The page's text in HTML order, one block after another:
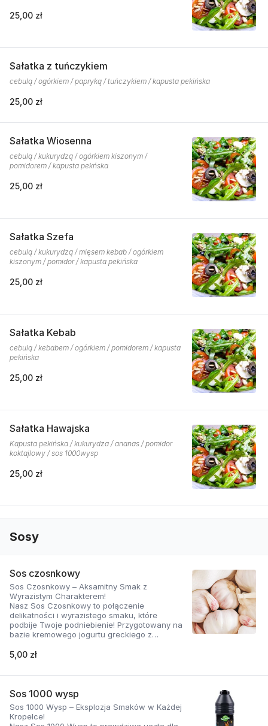
25,00 zł
Sałatka z tuńczykiem
cebulą / ogórkiem / papryką / tuńczykiem / kapusta pekińska
25,00 zł
Sałatka Wiosenna
cebulą / kukurydzą / ogórkiem kiszonym /
pomidorem / kapusta pekńska
25,00 zł
Sałatka Szefa
cebulą / kukurydzą / mięsem kebab / ogórkiem
kiszonym / pomidor / kapusta pekińska
25,00 zł
Sałatka Kebab
cebulą / kebabem / ogórkiem / pomidorem / kapusta
pekińska
25,00 zł
Sałatka Hawajska
Kapusta pekińska / kukurydza / ananas / pomidor
koktajlowy / sos 1000wysp
25,00 zł
Sosy
Sos czosnkowy
Sos Czosnkowy – Aksamitny Smak z
Wyrazistym Charakterem!
Nasz Sos Czosnkowy to połączenie
delikatności i wyrazistego smaku, które
podbije Twoje podniebienie! Przygotowany na
bazie kremowego jogurtu greckiego z
aromatycznych ziół, zachwyca swoją gładką
Dlaczego ten sos jest wyjątkowy?
Naturalnie kremowy: Jogurt grecki nadaje mu
aksamitną teksturę i lekko kwaskowy posmak,
5,00 zł
Sos 1000 wysp
Sos 1000 Wysp – Eksplozja Smaków w Każdej
Kropelce!